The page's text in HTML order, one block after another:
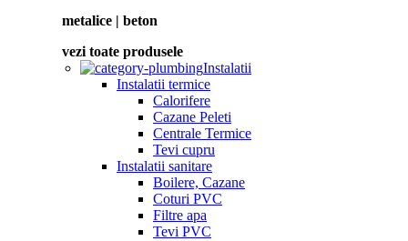
metalice | beton
vezi toate produsele
Instalatii
Instalatii termice
Calorifere
Cazane Peleti
Centrale Termice
Tevi cupru
Instalatii sanitare
Boilere, Cazane
Coturi PVC
Filtre apa
Tevi PVC